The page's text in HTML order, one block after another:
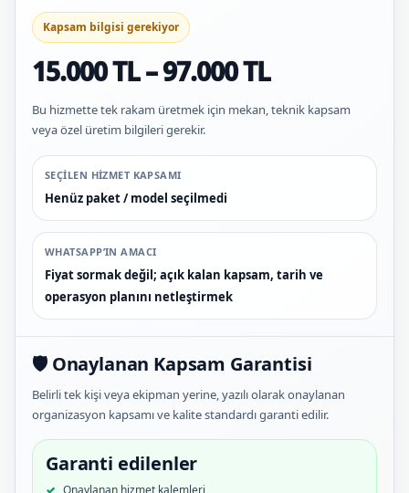
Kapsam bilgisi gerekiyor
15.000 TL – 97.000 TL
Bu hizmette tek rakam üretmek için mekan, teknik kapsam
veya özel üretim bilgileri gerekir.
SEÇILEN HIZMET KAPSAMI
Henüz paket / model seçilmedi
WHATSAPP’IN AMACI
Fiyat sormak değil; açık kalan kapsam, tarih ve
operasyon planını netleştirmek
🛡️ Onaylanan Kapsam Garantisi
Belirli tek kişi veya ekipman yerine, yazılı olarak onaylanan
organizasyon kapsamı ve kalite standardı garanti edilir.
Garanti edilenler